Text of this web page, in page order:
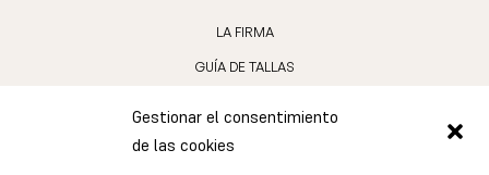
Gestionar el consentimiento
de las cookies
LA FIRMA
GUÍA DE TALLAS
CUIDADO DE LAS JOYAS